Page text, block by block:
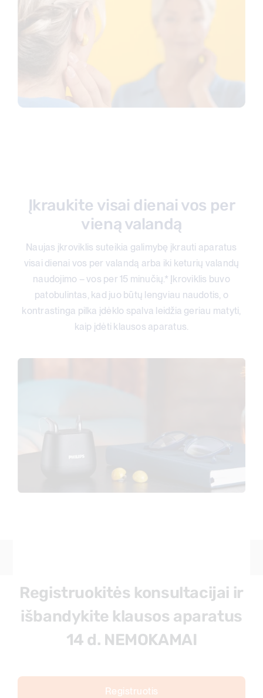
Įkraukite visai dienai vos per
vieną valandą
Naujas įkroviklis suteikia galimybę įkrauti aparatus
visai dienai vos per valandą arba iki keturių valandų
naudojimo – vos per 15 minučių.* Įkroviklis buvo
patobulintas, kad juo būtų lengviau naudotis, o
kontrastinga pilka įdėklo spalva leidžia geriau matyti,
kaip įdėti klausos aparatus.
Registruokitės konsultacijai ir
išbandykite klausos aparatus
14 d. NEMOKAMAI
Registruotis